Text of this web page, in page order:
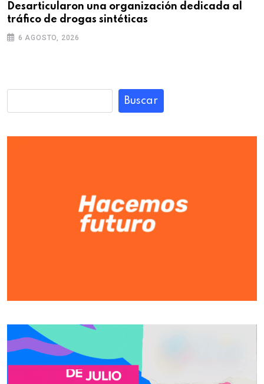
Desarticularon una organización dedicada al
tráfico de drogas sintéticas
6 AGOSTO, 2026
Buscar